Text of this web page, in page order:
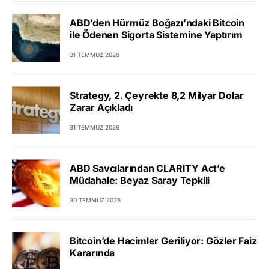
ABD’den Hürmüz Boğazı’ndaki Bitcoin
ile Ödenen Sigorta Sistemine Yaptırım
31 TEMMUZ 2026
Strategy, 2. Çeyrekte 8,2 Milyar Dolar
Zarar Açıkladı
31 TEMMUZ 2026
ABD Savcılarından CLARITY Act’e
Müdahale: Beyaz Saray Tepkili
30 TEMMUZ 2026
Bitcoin’de Hacimler Geriliyor: Gözler Faiz
Kararında